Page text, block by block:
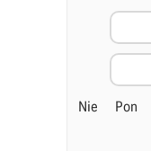
Nie Pon